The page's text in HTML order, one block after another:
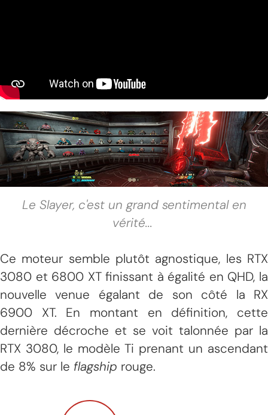
Le Slayer, c'est un grand sentimental en
vérité...
Ce moteur semble plutôt agnostique, les RTX
3080 et 6800 XT finissant à égalité en QHD, la
nouvelle venue égalant de son côté la RX
6900 XT. En montant en définition, cette
dernière décroche et se voit talonnée par la
RTX 3080, le modèle Ti prenant un ascendant
de 8% sur le flagship rouge.